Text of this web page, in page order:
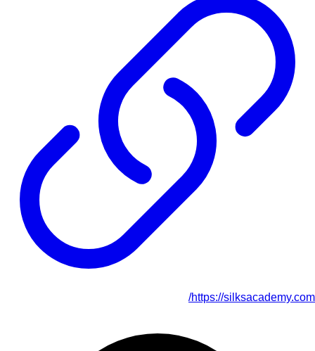
https://silksacademy.com/